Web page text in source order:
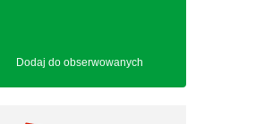
Dodaj do obserwowanych